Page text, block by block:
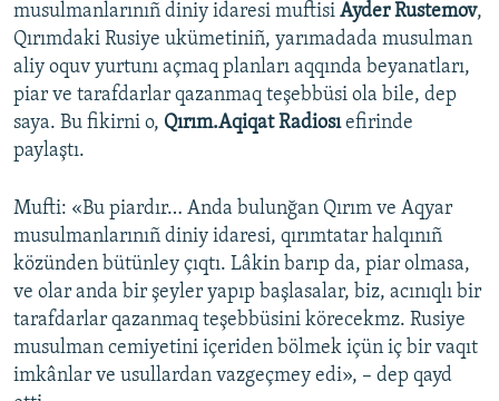
RFE/RS bütün saytları
musulmanlarınıñ diniy idaresi muftisi Ayder Rustemov,
Qırımdaki Rusiye ukümetiniñ, yarımadada musulman
aliy oquv yurtunı açmaq planları aqqında beyanatları,
piar ve tarafdarlar qazanmaq teşebbüsi ola bile, dep
saya. Bu fikirni o, Qırım.Aqiqat Radiosıefirinde
paylaştı.
Mufti: «Bu piardır… Anda bulunğan Qırım ve Aqyar
musulmanlarınıñ diniy idaresi, qırımtatar halqınıñ
közünden bütünley çıqtı. Lâkin barıp da, piar olmasa,
ve olar anda bir şeyler yapıp başlasalar, biz, acınıqlı bir
tarafdarlar qazanmaq teşebbüsini körecekmz. Rusiye
musulman cemiyetini içeriden bölmek içün iç bir vaqıt
imkânlar ve usullardan vazgeçmey edi», – dep qayd